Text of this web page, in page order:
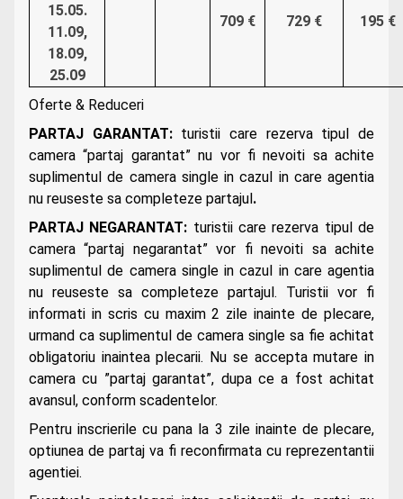
15.05.
11.09,
18.09,
25.09
709 €
729 € 195 €
Oferte & Reduceri
PARTAJ GARANTAT: turistii care rezerva tipul de
camera “partaj garantat” nu vor fi nevoiti sa achite
suplimentul de camera single in cazul in care agentia
nu reuseste sa completeze partajul.
PARTAJ NEGARANTAT: turistii care rezerva tipul de
camera “partaj negarantat” vor fi nevoiti sa achite
suplimentul de camera single in cazul in care agentia
nu reuseste sa completeze partajul. Turistii vor fi
informati in scris cu maxim 2 zile inainte de plecare,
urmand ca suplimentul de camera single sa fie achitat
obligatoriu inaintea plecarii. Nu se accepta mutare in
camera cu ”partaj garantat”, dupa ce a fost achitat
avansul, conform scadentelor.
Pentru inscrierile cu pana la 3 zile inainte de plecare,
optiunea de partaj va fi reconfirmata cu reprezentantii
agentiei.